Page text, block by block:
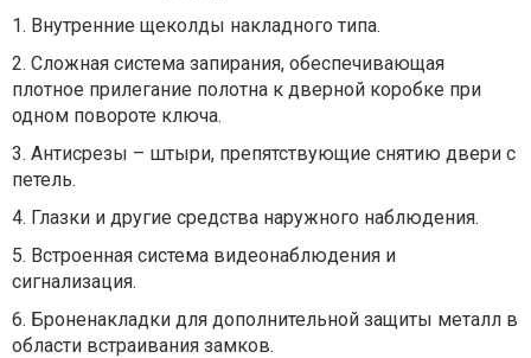
1. Внутренние щеколды накладного типа.
2. Сложная система запирания, обеспечивающая
плотное прилегание полотна к дверной коробке при
одном повороте ключа.
3. Антисрезы – штыри, препятствующие снятию двери с
петель.
4. Глазки и другие средства наружного наблюдения.
5. Встроенная система видеонаблюдения и
сигнализация.
6. Броненакладки для дополнительной защиты металл в
области встраивания замков.